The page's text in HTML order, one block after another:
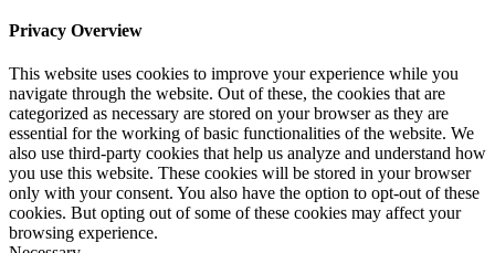
Privacy Overview
This website uses cookies to improve your experience while you
navigate through the website. Out of these, the cookies that are
categorized as necessary are stored on your browser as they are
essential for the working of basic functionalities of the website. We
also use third-party cookies that help us analyze and understand how
you use this website. These cookies will be stored in your browser
only with your consent. You also have the option to opt-out of these
cookies. But opting out of some of these cookies may affect your
browsing experience.